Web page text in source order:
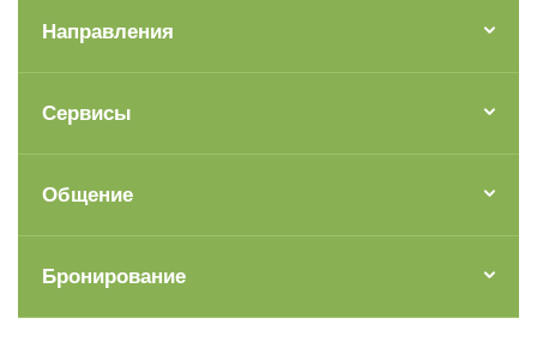
Направления
Сервисы
Общение
Бронирование